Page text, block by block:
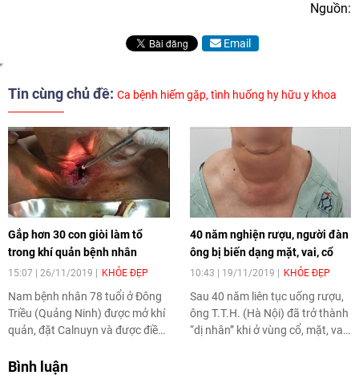
Nguồn:
Email
Tin cùng chủ đề: Ca bệnh hiếm gặp, tình huống hy hữu y khoa
Gắp hơn 30 con giòi làm tổ
trong khí quản bệnh nhân
15:07 | 26/11/2019 KHỎE ĐẸP
Nam bệnh nhân 78 tuổi ở Đông
Triều (Quảng Ninh) được mở khí
quản, đặt Calnuyn và được điều
trình vệ sinh không sạch sẽ nên
40 năm nghiện rượu, người đàn
ông bị biến dạng mặt, vai, cổ
10:43 | 19/11/2019 KHỎE ĐẸP
Sau 40 năm liên tục uống rượu,
ông T.T.H. (Hà Nội) đã trở thành
“dị nhân” khi ở vùng cổ, mặt, vai
Bình luận